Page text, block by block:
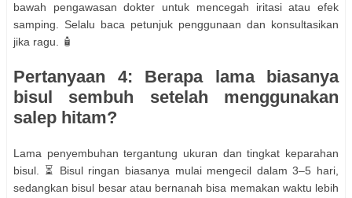
bawah pengawasan dokter untuk mencegah iritasi atau efek
samping. Selalu baca petunjuk penggunaan dan konsultasikan
jika ragu. 🧴
Pertanyaan 4: Berapa lama biasanya
bisul sembuh setelah menggunakan
salep hitam?
Lama penyembuhan tergantung ukuran dan tingkat keparahan
bisul. ⏳ Bisul ringan biasanya mulai mengecil dalam 3–5 hari,
sedangkan bisul besar atau bernanah bisa memakan waktu lebih